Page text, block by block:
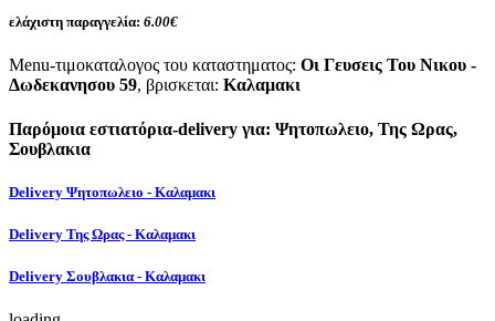
ελάχιστη παραγγελία: 6.00€
Menu-τιμοκαταλογος του καταστηματος: Οι Γευσεις Του Νικου -
Δωδεκανησου 59, βρισκεται: Καλαμακι
Παρόμοια εστιατόρια-delivery για: Ψητοπωλειο, Της Ωρας,
Σουβλακια
Delivery Ψητοπωλειο - Καλαμακι
Delivery Της Ωρας - Καλαμακι
Delivery Σουβλακια - Καλαμακι